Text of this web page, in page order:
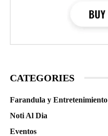
CATEGORIES
Farandula y Entretenimiento
Noti Al Dia
Eventos